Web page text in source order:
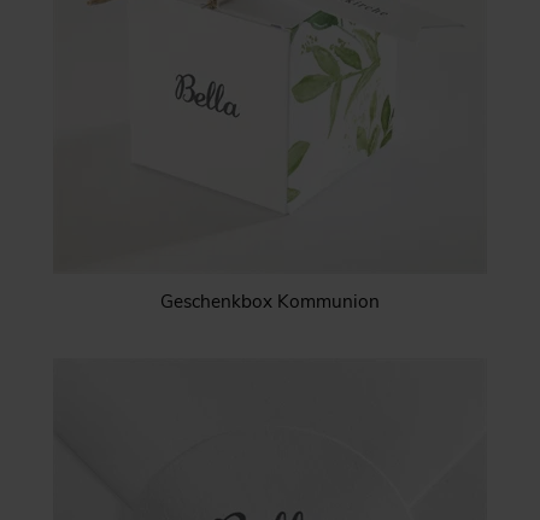
Geschenkbox Kommunion